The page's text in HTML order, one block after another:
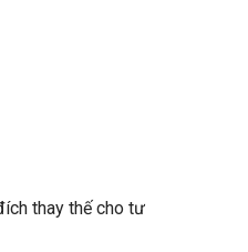
thay thế cho tư